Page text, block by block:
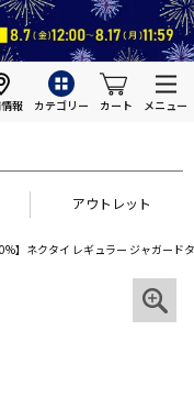
報 カテゴリー カート メニュー
アウトレット
】ネクタイ レギュラー ジャガード